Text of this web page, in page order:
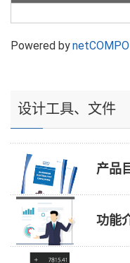
Powered by
设计工具、文件
产品
功能